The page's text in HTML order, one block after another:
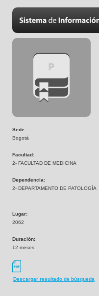
Sede:
Bogotá
Facultad:
2- FACULTAD DE MEDICINA
Dependencia:
2- DEPARTAMENTO DE PATOLOGÍA
Lugar:
2062
Duración:
12 meses
Descargar resultado de búsqueda